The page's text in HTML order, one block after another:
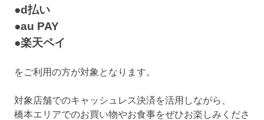
●d払い
●au PAY
●楽天ペイ
をご利用の方が対象となります。
対象店舗でのキャッシュレス決済を活用しながら、
橋本エリアでのお買い物やお食事をぜひお楽しみくださ